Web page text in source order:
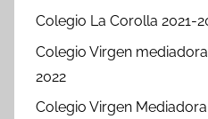
Colegio La Corolla 2021-
Colegio Virgen
2022
Colegio Virgen